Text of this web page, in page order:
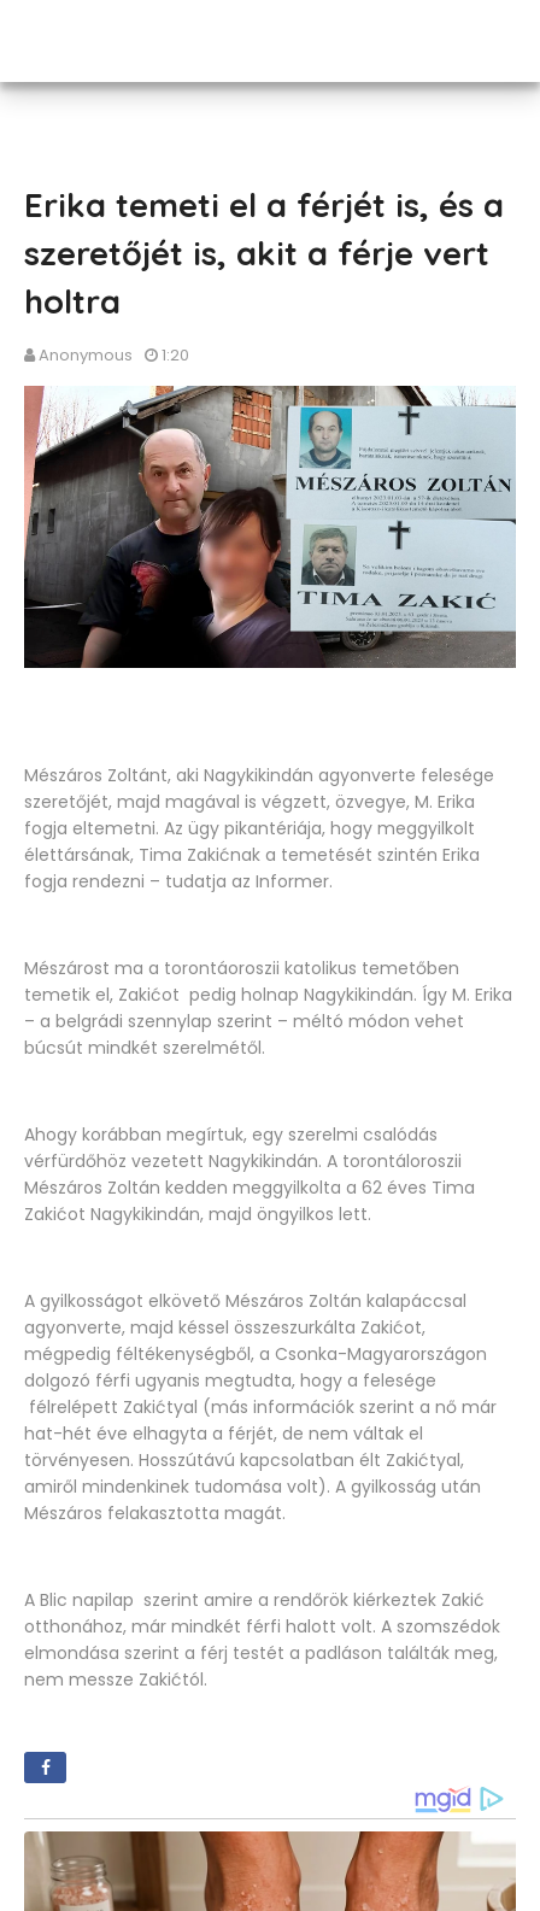
Erika temeti el a férjét is, és a
szeretőjét is, akit a férje vert
holtra
Anonymous 1:20
Mészáros Zoltánt, aki Nagykikindán agyonverte felesége
szeretőjét, majd magával is végzett, özvegye, M. Erika
fogja eltemetni. Az ügy pikantériája, hogy meggyilkolt
élettársának, Tima Zakićnak a temetését szintén Erika
fogja rendezni – tudatja az Informer.
Mészárost ma a torontáoroszii katolikus temetőben
temetik el, Zakićot pedig holnap Nagykikindán. Így M. Erika
– a belgrádi szennylap szerint – méltó módon vehet
búcsút mindkét szerelmétől.
Ahogy korábban megírtuk, egy szerelmi csalódás
vérfürdőhöz vezetett Nagykikindán. A torontáloroszii
Mészáros Zoltán kedden meggyilkolta a 62 éves Tima
Zakićot Nagykikindán, majd öngyilkos lett.
A gyilkosságot elkövető Mészáros Zoltán kalapáccsal
agyonverte, majd késsel összeszurkálta Zakićot,
mégpedig féltékenységből, a Csonka-Magyarországon
dolgozó férfi ugyanis megtudta, hogy a felesége
félrelépett Zakićtyal (más információk szerint a nő már
hat-hét éve elhagyta a férjét, de nem váltak el
törvényesen. Hosszútávú kapcsolatban élt Zakićtyal,
amiről mindenkinek tudomása volt). A gyilkosság után
Mészáros felakasztotta magát.
A Blic napilap szerint amire a rendőrök kiérkeztek Zakić
otthonához, már mindkét férfi halott volt. A szomszédok
elmondása szerint a férj testét a padláson találták meg,
nem messze Zakićtól.